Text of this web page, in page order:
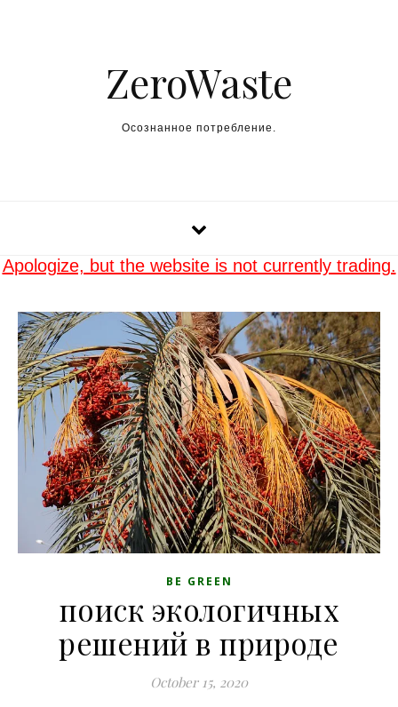
ZeroWaste
Осознанное потребление.
Apologize, but the website is not currently trading.
BE GREEN
поиск экологичных
решений в природе
October 15, 2020